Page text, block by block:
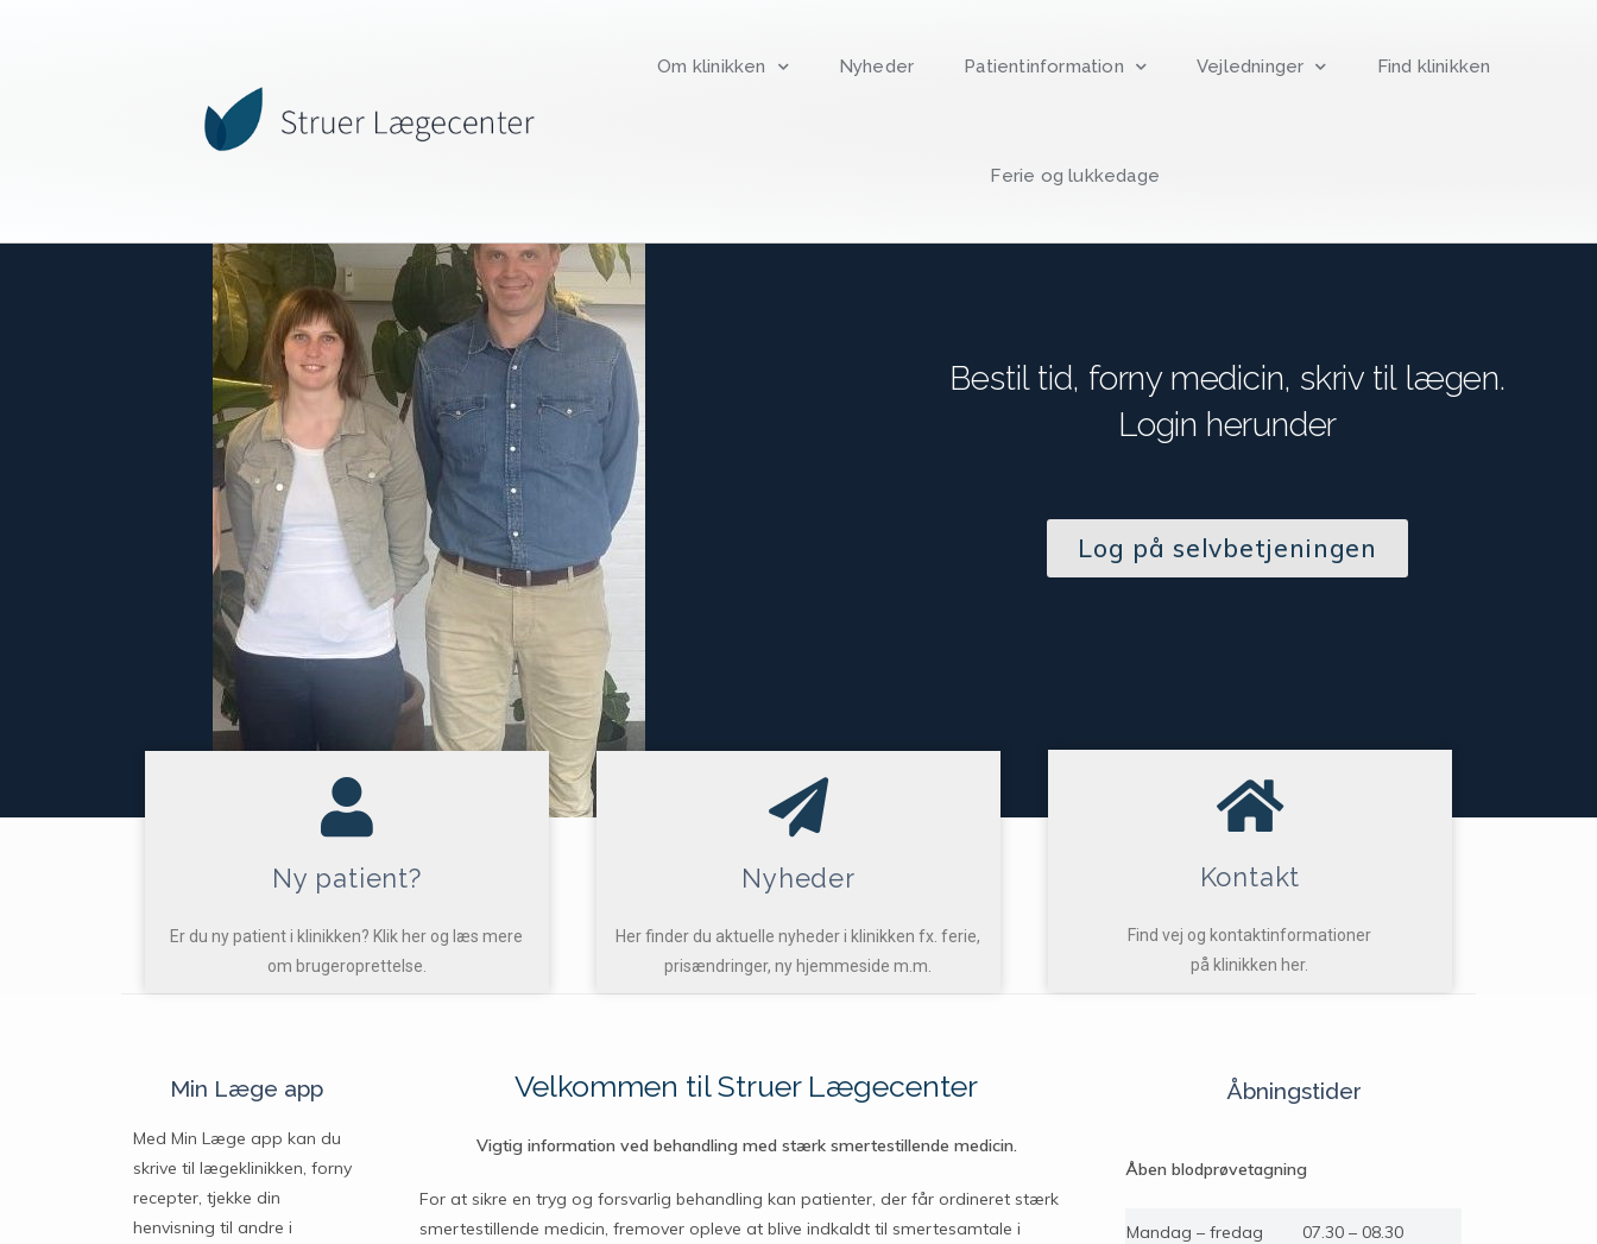
Om klinikken Nyheder Patientinformation Vejledninger Find klinikken
Ferie og lukkedage
Bestil tid, forny medicin, skriv til lægen.
Login herunder
Log på selvbetjeningen
Ny patient?
Er du ny patient i klinikken? Klik her og læs mere
om brugeroprettelse.
Nyheder
Her finder du aktuelle nyheder i klinikken fx. ferie,
prisændringer, ny hjemmeside m.m.
Kontakt
Find vej og kontaktinformationer
på klinikken her.
Min Læge app
Med Min Læge app kan du
skrive til lægeklinikken, forny
recepter, tjekke din
henvisning til andre i
Velkommen til Struer Lægecenter
Vigtig information ved behandling med stærk smertestillende medicin.
For at sikre en tryg og forsvarlig behandling kan patienter, der får ordineret stærk
smertestillende medicin, fremover opleve at blive indkaldt til smertesamtale i
Åbningstider
Åben blodprøvetagning
Mandag – fredag 07.30 – 08.30